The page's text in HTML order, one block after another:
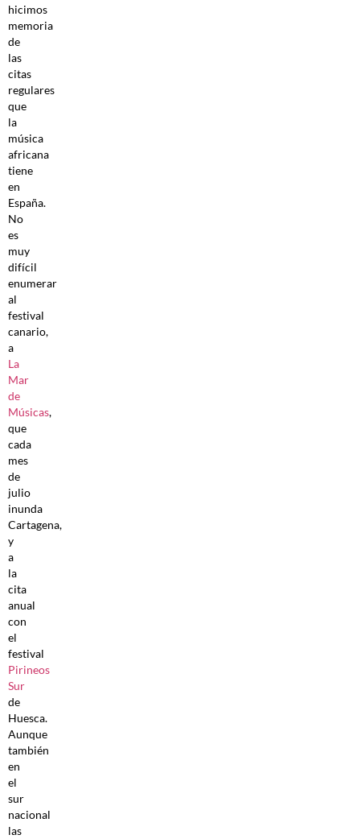
hicimos
memoria
de
las
citas
regulares
que
la
música
africana
tiene
en
España.
No
es
muy
difícil
enumerar
al
festival
canario,
a
La
Mar
de
Músicas,
que
cada
mes
de
julio
inunda
Cartagena,
y
a
la
cita
anual
con
el
festival
Pirineos
Sur
de
Huesca.
Aunque
también
en
el
sur
nacional
las